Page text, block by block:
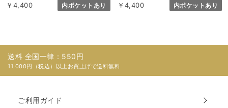
￥4,400 内ポケットあり ￥4,400 内ポケットあり
送料 全国一律：550円
11,000円（税込）以上お買上げで送料無料
ご利用ガイド